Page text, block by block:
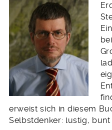
erweist sich in diesem
Selbstdenker: lustig, bunt